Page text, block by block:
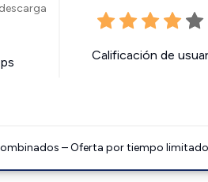
Calificación de
– Oferta por tiempo